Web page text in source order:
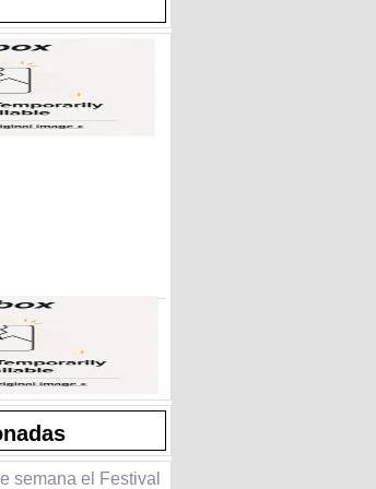
semana el Festival